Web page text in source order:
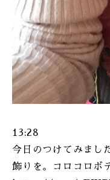
13:28
今日のつけてみまし
飾りを。コロコロボ